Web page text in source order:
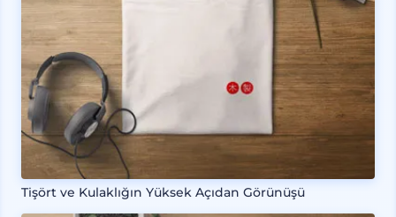
Tişört ve Kulaklığın Yüksek Açıdan Görünüşü